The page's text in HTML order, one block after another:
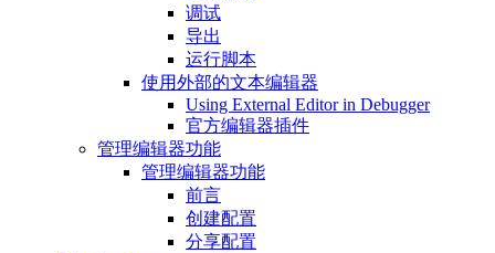
调试
导出
运行脚本
使用外部的文本编辑器
Using External Editor in Debugger
官方编辑器插件
管理编辑器功能
管理编辑器功能
前言
创建配置
分享配置